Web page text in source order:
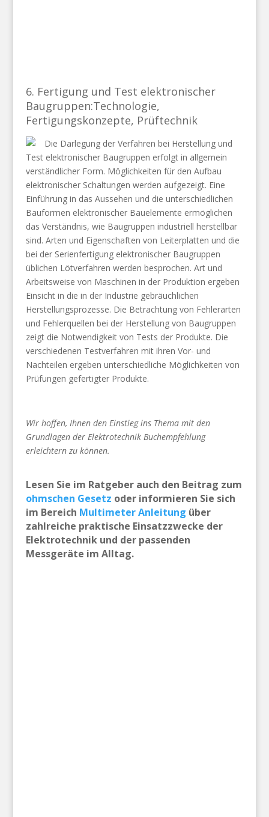
6. Fertigung und Test elektronischer
Baugruppen:Technologie,
Fertigungskonzepte, Prüftechnik
Die Darlegung der Verfahren bei Herstellung und
Test elektronischer Baugruppen erfolgt in allgemein
verständlicher Form. Möglichkeiten für den Aufbau
elektronischer Schaltungen werden aufgezeigt. Eine
Einführung in das Aussehen und die unterschiedlichen
Bauformen elektronischer Bauelemente ermöglichen
das Verständnis, wie Baugruppen industriell herstellbar
sind. Arten und Eigenschaften von Leiterplatten und die
bei der Serienfertigung elektronischer Baugruppen
üblichen Lötverfahren werden besprochen. Art und
Arbeitsweise von Maschinen in der Produktion ergeben
Einsicht in die in der Industrie gebräuchlichen
Herstellungsprozesse. Die Betrachtung von Fehlerarten
und Fehlerquellen bei der Herstellung von Baugruppen
zeigt die Notwendigkeit von Tests der Produkte. Die
verschiedenen Testverfahren mit ihren Vor- und
Nachteilen ergeben unterschiedliche Möglichkeiten von
Prüfungen gefertigter Produkte.
Wir hoffen, Ihnen den Einstieg ins Thema mit den
Grundlagen der Elektrotechnik Buchempfehlung
erleichtern zu können.
Lesen Sie im Ratgeber auch den Beitrag zum
ohmschen Gesetz oder informieren Sie sich
im Bereich Multimeter Anleitung über
zahlreiche praktische Einsatzzwecke der
Elektrotechnik und der passenden
Messgeräte im Alltag.